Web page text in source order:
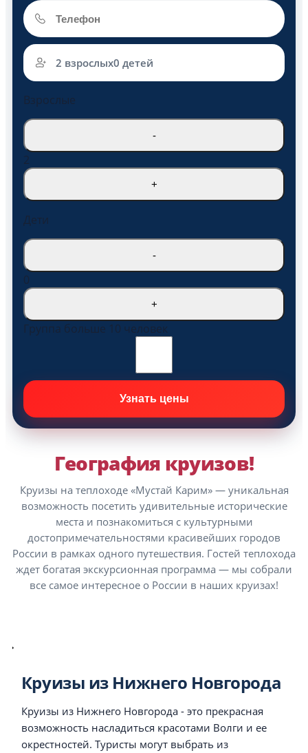
2 взрослых0 детей
Взрослые
-
2
+
Дети
-
0
+
Группа больше 10 человек
География круизов!
Круизы на теплоходе «Мустай Карим» — уникальная
возможность посетить удивительные исторические
места и познакомиться с культурными
достопримечательностями красивейших городов
России в рамках одного путешествия. Гостей теплохода
ждет богатая экскурсионная программа — мы собрали
все самое интересное о России в наших круизах!
Круизы из Нижнего Новгорода
Круизы из Нижнего Новгорода - это прекрасная
возможность насладиться красотами Волги и ее
окрестностей. Туристы могут выбрать из